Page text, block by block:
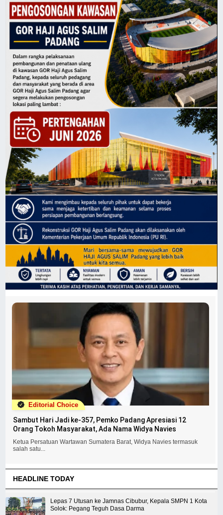
Editorial Choice
Sambut Hari Jadi ke-357, Pemko Padang Apresiasi 12
Orang Tokoh Masyarakat, Ada Nama Widya Navies
Ketua Persatuan Wartawan Sumatera Barat, Widya Navies termasuk
salah satu...
HEADLINE TODAY
Lepas 7 Utusan ke Jamnas Cibubur, Kepala SMPN 1 Kota
Solok: Pegang Teguh Dasa Darma